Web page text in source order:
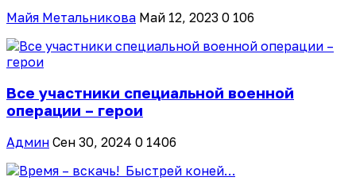
Майя Метальникова Май 12, 2023 0 106
Все участники специальной военной
операции – герои
Админ Сен 30, 2024 0 1406